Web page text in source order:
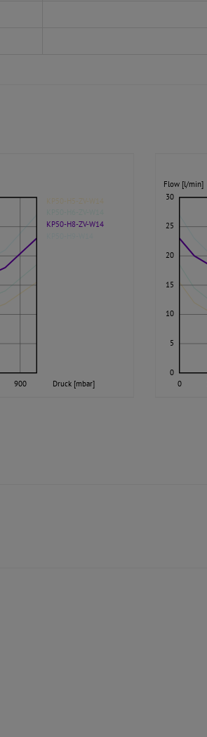
Druck [mbar]
900
KP50-H5-ZV-W14
KP50-H8-ZV-W14
Flow [l/min]
0
0
5
10
15
20
25
30